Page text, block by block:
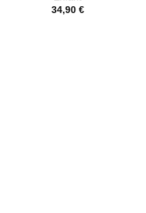
34,90 €